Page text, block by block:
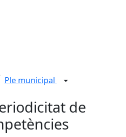
Ple municipal
de